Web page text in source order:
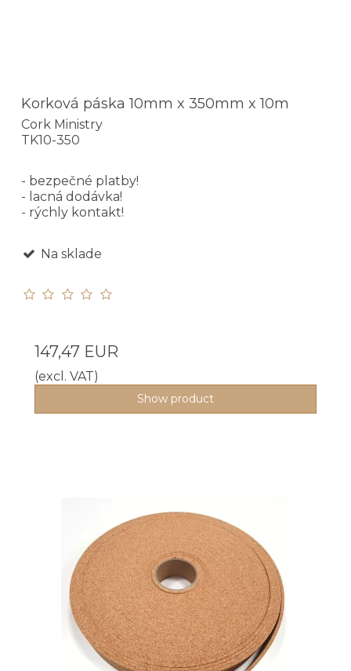
Korková páska 10mm x 350mm x 10m
Cork Ministry
TK10-350
- bezpečné platby!
- lacná dodávka!
- rýchly kontakt!
Na sklade
147,47 EUR
(excl. VAT)
Show product